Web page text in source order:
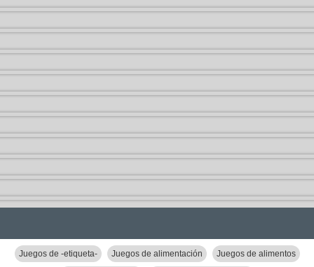
Juegos de -etiqueta- Juegos de alimentación Juegos de alimentos